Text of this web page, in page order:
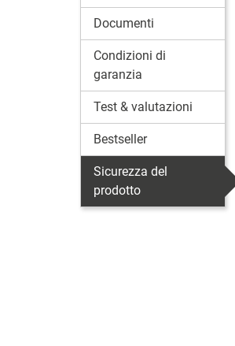
Documenti
Condizioni di
garanzia
Test & valutazioni
Bestseller
Sicurezza del
prodotto